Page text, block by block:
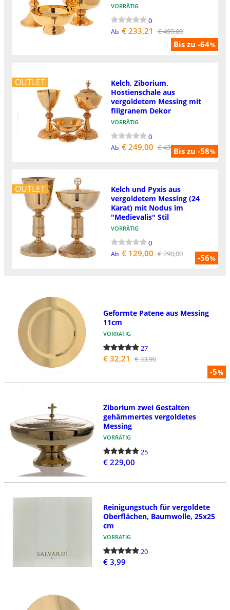
Bis zu -64%
VORRÄTIG
0
Ab € 233,21 € 499,00
OUTLET
Bis zu -58%
Kelch, Ziborium,
Hostienschale aus
vergoldetem Messing mit
filigranem Dekor
VORRÄTIG
0
Ab € 249,00 € 439,00
OUTLET
-56%
Kelch und Pyxis aus
vergoldetem Messing (24
Karat) mit Nodus im
"Medievalis" Stil
VORRÄTIG
0
Ab € 129,00 € 290,00
-5%
Geformte Patene aus Messing
11cm
VORRÄTIG
27
€ 32,21 € 33,90
Ziborium zwei Gestalten
gehämmertes vergoldetes
Messing
VORRÄTIG
25
€ 229,00
Reinigungstuch für vergoldete
Oberflächen, Baumwolle, 25x25
cm
VORRÄTIG
20
€ 3,99